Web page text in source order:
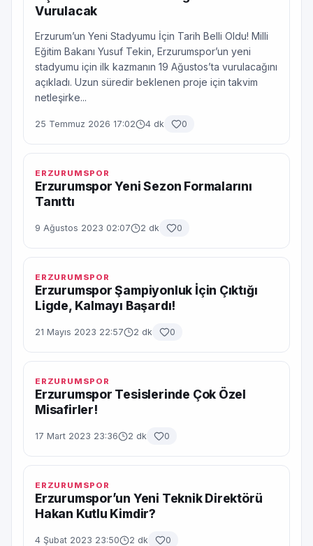
Vurulacak
Erzurum’un Yeni Stadyumu İçin Tarih Belli Oldu! Milli
Eğitim Bakanı Yusuf Tekin, Erzurumspor’un yeni
stadyumu için ilk kazmanın 19 Ağustos’ta vurulacağını
açıkladı. Uzun süredir beklenen proje için takvim
netleşirke...
25 Temmuz 2026 17:02 4 dk 0
ERZURUMSPOR
Erzurumspor Yeni Sezon Formalarını
Tanıttı
9 Ağustos 2023 02:07 2 dk 0
ERZURUMSPOR
Erzurumspor Şampiyonluk İçin Çıktığı
Ligde, Kalmayı Başardı!
21 Mayıs 2023 22:57 2 dk 0
ERZURUMSPOR
Erzurumspor Tesislerinde Çok Özel
Misafirler!
17 Mart 2023 23:36 2 dk 0
ERZURUMSPOR
Erzurumspor’un Yeni Teknik Direktörü
Hakan Kutlu Kimdir?
4 Şubat 2023 23:50 2 dk 0